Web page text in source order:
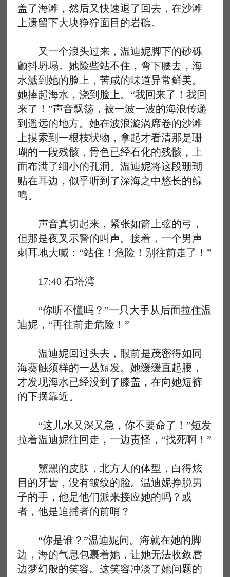
盖了海滩，然后又快速退了回去，在沙滩
上遗留下大块狰狞面目的岩礁。
又一个浪头过来，温迪妮脚下的砂砾
颤抖坍塌。她险些站不住，弯下腰去，海
水溅到她的脸上，苦咸的味道异常鲜美。
她捧起海水，浇到脸上。“我回来了！我回
来了！”声音飘荡，被一波一波的海浪传递
到遥远的地方。她在波浪漩涡席卷的沙滩
上摸索到一根枝状物，拿起才看清那是珊
瑚的一段残骸，骨色已经石化的残骸，上
面布满了细小的孔洞。温迪妮将这段珊瑚
贴在耳边，似乎听到了深海之中悠长的鲸
鸣。
声音真切起来，紧张如箭上弦的弓，
但那是夜叉示警的叫声。接着，一个男声
刺耳地大喊：“站住！危险！别往前走了！”
17:40 石塔湾
“你听不懂吗？”一只大手从后面拉住温
迪妮，“再往前走危险！”
温迪妮回过头去，眼前是茂密得如同
海葵触须样的一丛短发。她缓缓直起腰，
才发现海水已经没到了膝盖，在向她短裤
的下摆靠近。
“这儿水又深又急，你不要命了！”短发
拉着温迪妮往回走，一边责怪，“找死啊！”
黧黑的皮肤，北方人的体型，白得炫
目的牙齿，没有皱纹的脸。温迪妮挣脱男
子的手，他是他们派来接应她的吗？或
者，他是追捕者的前哨？
“你是谁？”温迪妮问。海就在她的脚
边，海的气息包裹着她，让她无法收敛唇
边梦幻般的笑容。这笑容冲淡了她问题的